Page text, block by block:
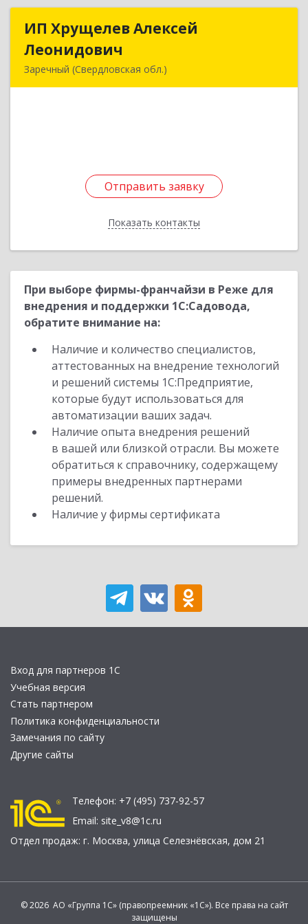
ИП Хрущелев Алексей
Леонидович
Заречный (Свердловская обл.)
Отправить заявку
Показать контакты
ИП Хрущелев Алексей
Отправить заявку
Назад
При выборе фирмы-франчайзи в Реже для
внедрения и поддержки 1С:Садовода,
обратите внимание на:
Наличие и количество специалистов,
аттестованных на внедрение технологий
и решений системы 1С:Предприятие,
которые будут использоваться для
автоматизации ваших задач.
Наличие опыта внедрения решений
в вашей или близкой отрасли. Вы можете
обратиться к справочнику, содержащему
примеры внедренных партнерами
решений.
Наличие у фирмы сертификата
Вход для партнеров 1С
Учебная версия
Стать партнером
Политика конфиденциальности
Замечания по сайту
Другие сайты
Телефон: +7 (495) 737-92-57
Email: site_v8@1c.ru
Отдел продаж: г. Москва, улица Селезнёвская, дом 21
© 2026 АО «Группа 1С» (правопреемник «1С»). Все права на сайт
защищены